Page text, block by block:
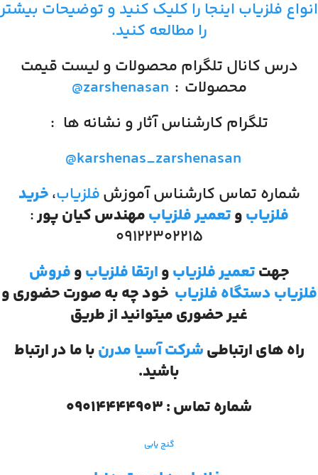
انواع فلزیاب اینجا را کلیک کنید و توضیحات بیشتر
را مطالعه کنید.
درس کانال تلگرام محصولات و لیست قیمت
محصولات :
@zarshenasan
تلگرام کارشناس آثار و نشانه ها :
@karshenas_zarshenasan
شماره تماس کارشناس آموزشفلزیاب،خرید
فلزیابوتعمیر فلزیابمهندس کیان پور:
۰۹۱۲۲۳۰۲۲۱۵
جهتتعمیر فلزیابوارتقا فلزیابوفروش
فلزیابدستگاه فلزیاب خود چه به صورت حضوری و
غیر حضوری میتوانید از طریق
راه های ارتباطیشرکت آسیا مدرنبا ما در ارتباط
باشید.
شماره تماس : 09014444903
گنج یابی